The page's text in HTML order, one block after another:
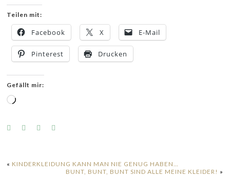
Teilen mit:
Facebook X E-Mail
Pinterest Drucken
Gefällt mir:
Wird
« KINDERKLEIDUNG KANN MAN NIE GENUG HABEN…
BUNT, BUNT, BUNT SIND ALLE MEINE KLEIDER! »